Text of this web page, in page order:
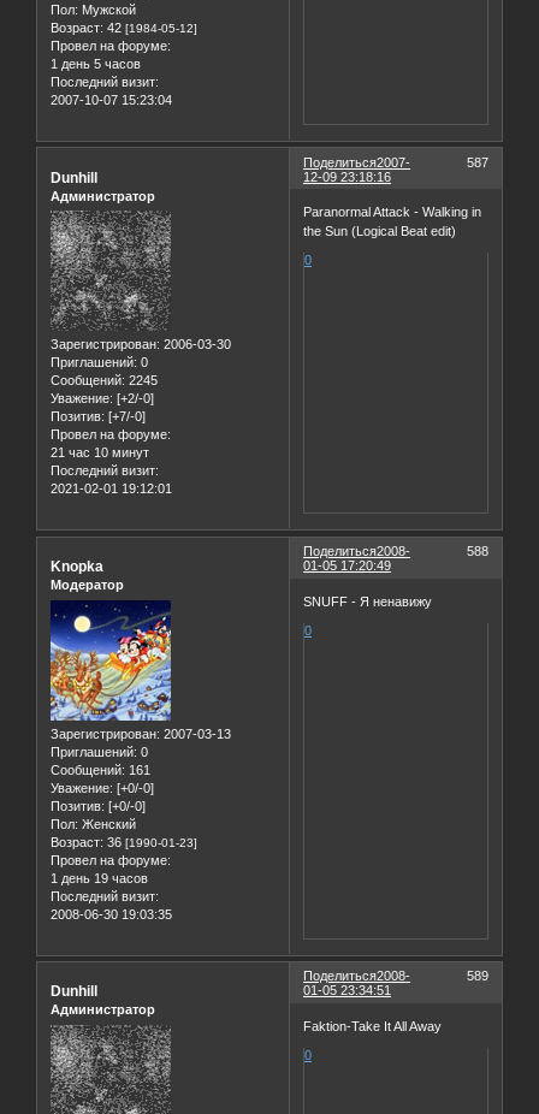
Пол: Мужской
Возраст: 42 [1984-05-12]
Провел на форуме:
1 день 5 часов
Последний визит:
2007-10-07 15:23:04
Поделиться 587
2007-
12-09 23:18:16
Dunhill
Администратор
Зарегистрирован: 2006-03-30
Приглашений: 0
Сообщений: 2245
Уважение: [+2/-0]
Позитив: [+7/-0]
Провел на форуме:
21 час 10 минут
Последний визит:
2021-02-01 19:12:01
Paranormal Attack - Walking in
the Sun (Logical Beat edit)
0
Поделиться 588
2008-
01-05 17:20:49
Knopka
Модератор
Зарегистрирован: 2007-03-13
Приглашений: 0
Сообщений: 161
Уважение: [+0/-0]
Позитив: [+0/-0]
Пол: Женский
Возраст: 36 [1990-01-23]
Провел на форуме:
1 день 19 часов
Последний визит:
2008-06-30 19:03:35
SNUFF - Я ненавижу
0
Поделиться 589
2008-
01-05 23:34:51
Dunhill
Администратор
Faktion-Take It All Away
0